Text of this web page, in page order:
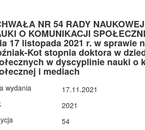
NR 54 RADY
O KOMUNIKACJI
17 listopada 2021 r. w sprawie
Kot stopnia doktora w
w dyscyplinie nauki o
i mediach
wydania
17.11.2021
2021
54